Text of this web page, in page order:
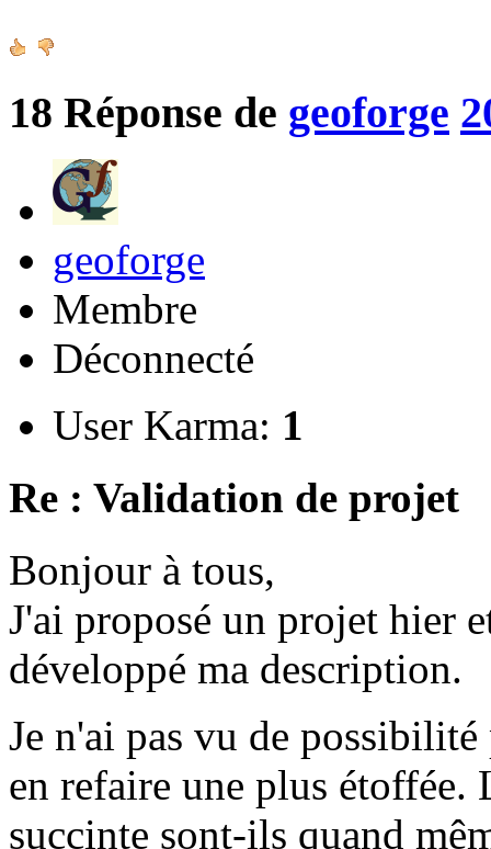
18 Réponse de geoforge
geoforge
Membre
Déconnecté
User Karma: 1
Re : Validation de projet
Bonjour à tous,
J'ai proposé un projet hier
développé ma description.
Je n'ai pas vu de
en refaire une plus étoffée.
succinte sont-ils quand